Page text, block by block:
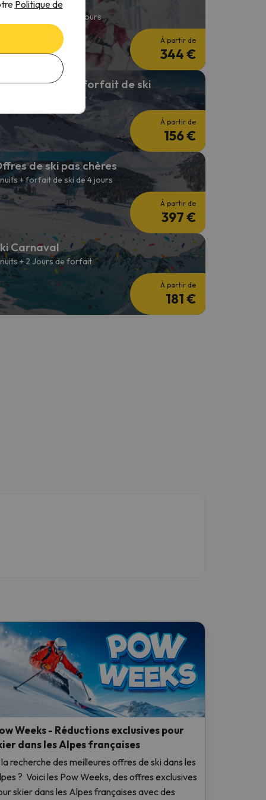
nuits + forfait de ski 3 jours
À partir de
344 €
nuit + 2 jours de forfait de ski
nuit + 2 Jours de forfait
À partir de
156 €
de ski pas chères
+ forfait de ski de 4 jours
À partir de
397 €
Carnaval
+ 2 Jours de forfait
À partir de
181 €
Weeks - Réductions exclusives pour
dans les Alpes françaises
recherche des meilleures offres de ski dans les
? Voici les Pow Weeks, des offres exclusives
skier dans les Alpes françaises avec des
Politique de